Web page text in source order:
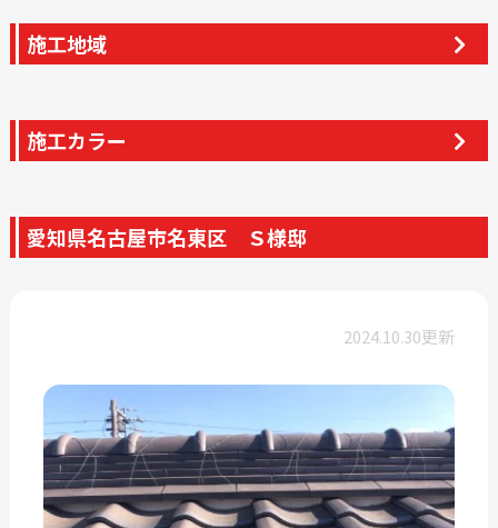
施工地域
施工カラー
愛知県名古屋市名東区 Ｓ様邸
2024.10.30更新